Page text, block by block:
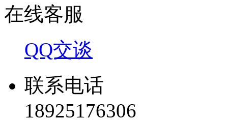
在线客服
QQ交谈
联系电话
18925176306